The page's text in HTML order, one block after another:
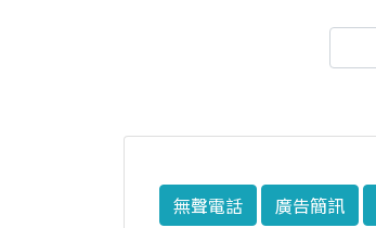
無聲電話
廣告簡訊